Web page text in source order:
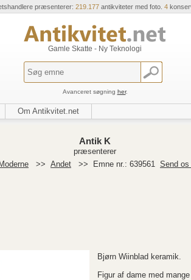
præsenterer: 219.177 antikviteter med foto. 4
Gamle Skatte - Ny Teknologi
Avanceret søgning her.
Om Antikvitet.net
Antik K
præsenterer
>> Andet >> Emne nr.: 639561 Send os
Bjørn Wiinblad keramik.
Figur af dame med